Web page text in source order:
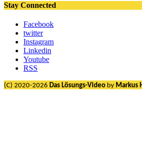
Stay Connected
Facebook
twitter
Instagram
Linkedin
Youtube
RSS
(C) 2020-2026 Das Lösungs-Video by Markus